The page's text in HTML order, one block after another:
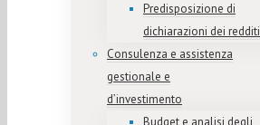
Predisposizione di
dichiarazioni dei redditi
Consulenza e assistenza
gestionale e
d’investimento
Budget e analisi degli